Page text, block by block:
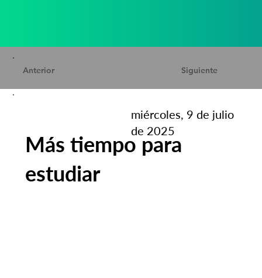
Siguiente
Anterior
miércoles, 9 de julio
de 2025
Más tiempo para
estudiar